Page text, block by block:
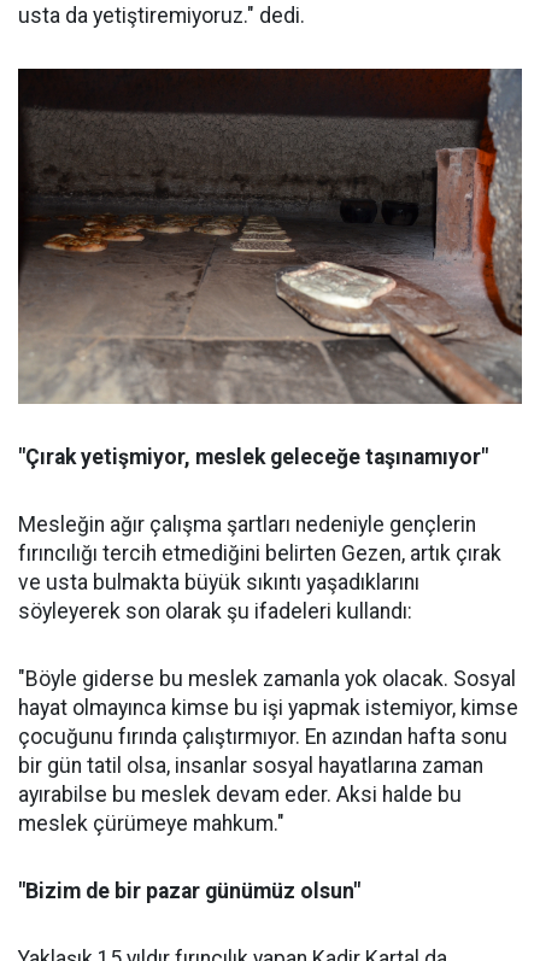
usta da yetiştiremiyoruz." dedi.
"Çırak yetişmiyor, meslek geleceğe taşınamıyor"
Mesleğin ağır çalışma şartları nedeniyle gençlerin
fırıncılığı tercih etmediğini belirten Gezen, artık çırak
ve usta bulmakta büyük sıkıntı yaşadıklarını
söyleyerek son olarak şu ifadeleri kullandı:
"Böyle giderse bu meslek zamanla yok olacak. Sosyal
hayat olmayınca kimse bu işi yapmak istemiyor, kimse
çocuğunu fırında çalıştırmıyor. En azından hafta sonu
bir gün tatil olsa, insanlar sosyal hayatlarına zaman
ayırabilse bu meslek devam eder. Aksi halde bu
meslek çürümeye mahkum."
"Bizim de bir pazar günümüz olsun"